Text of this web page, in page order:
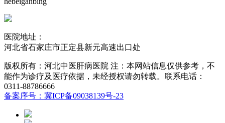
医院地址：
河北省石家庄市正定县新元高速出口处
版权所有：河北中医肝病医院 注：本网站信息仅供参考，不
能作为诊疗及医疗依据，未经授权请勿转载。联系电话：
0311-88786666
备案序号：冀ICP备09038139号-23